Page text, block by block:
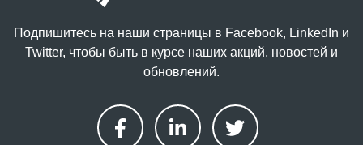
Подпишитесь на наши страницы в Facebook, LinkedIn и
Twitter, чтобы быть в курсе наших акций, новостей и
обновлений.